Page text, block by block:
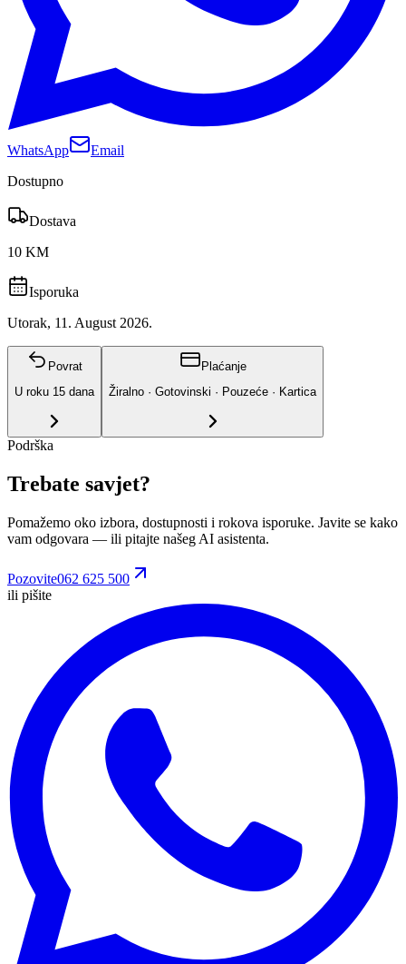
WhatsApp
Email
Dostupno
Dostava
10 KM
Isporuka
Utorak, 11. August 2026.
Povrat
U roku 15 dana
Plaćanje
Žiralno · Gotovinski · Pouzeće · Kartica
Podrška
Trebate savjet?
Pomažemo oko izbora, dostupnosti i rokova isporuke. Javite se kako
vam odgovara — ili pitajte našeg AI asistenta.
Pozovite062 625 500
ili pišite